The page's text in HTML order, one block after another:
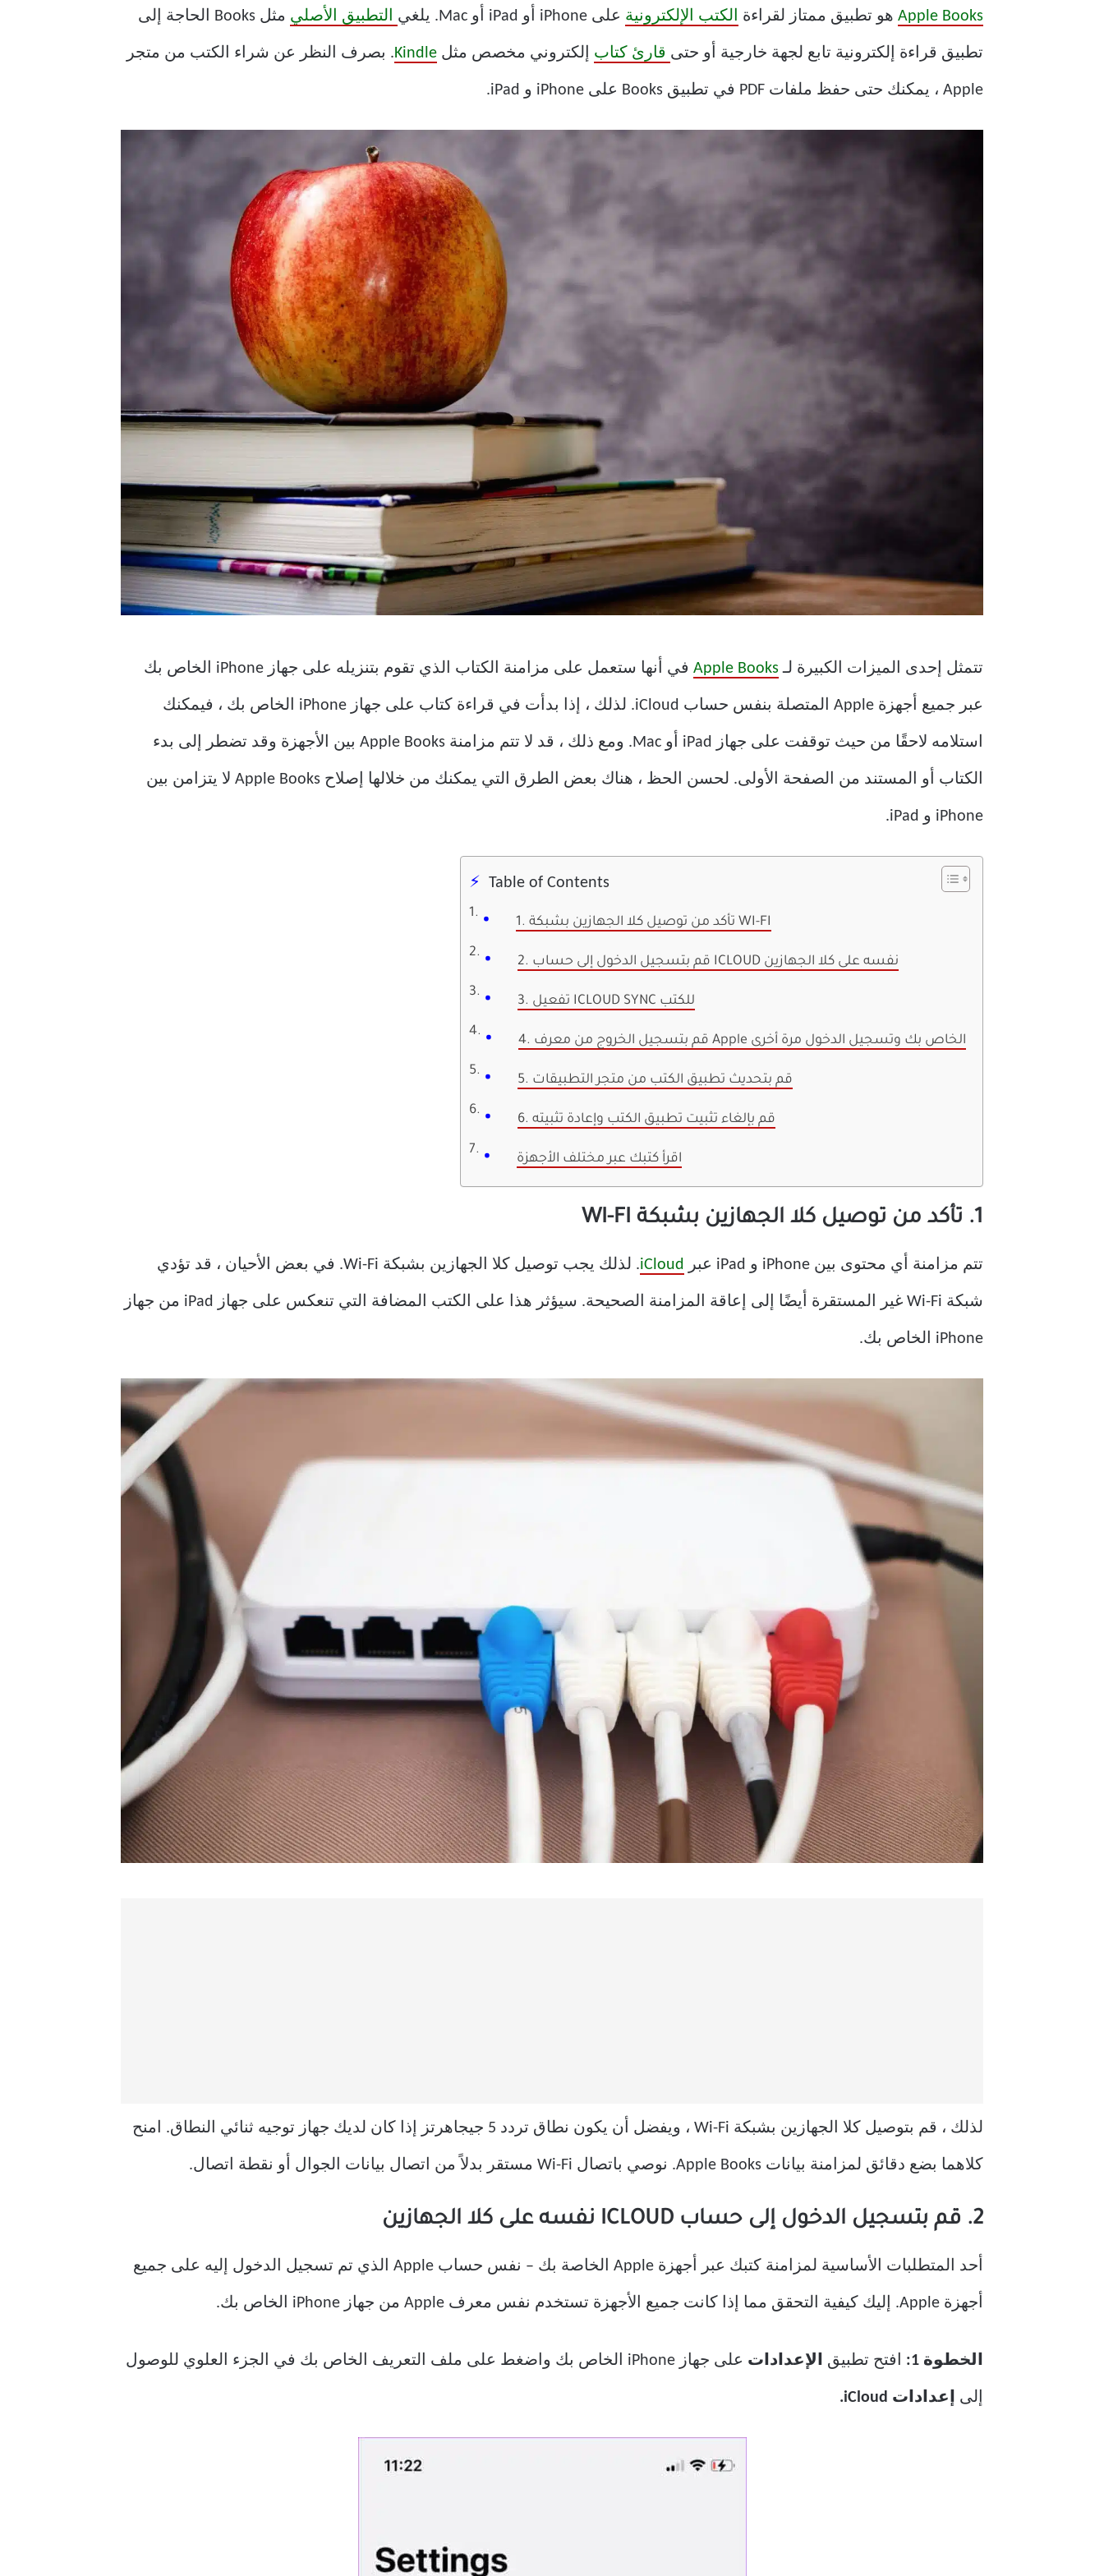
Apple Books هو تطبيق ممتاز لقراءة الكتب الإلكترونية على iPhone أو iPad أو Mac. يلغي التطبيق الأصلي مثل Books الحاجة إلى
تطبيق قراءة إلكترونية تابع لجهة خارجية أو حتى قارئ كتاب إلكتروني مخصص مثل Kindle. بصرف النظر عن شراء الكتب من متجر
Apple ، يمكنك حتى حفظ ملفات PDF في تطبيق Books على iPhone و iPad.
تتمثل إحدى الميزات الكبيرة لـ Apple Books في أنها ستعمل على مزامنة الكتاب الذي تقوم بتنزيله على جهاز iPhone الخاص بك
عبر جميع أجهزة Apple المتصلة بنفس حساب iCloud. لذلك ، إذا بدأت في قراءة كتاب على جهاز iPhone الخاص بك ، فيمكنك
استلامه لاحقًا من حيث توقفت على جهاز iPad أو Mac. ومع ذلك ، قد لا تتم مزامنة Apple Books بين الأجهزة وقد تضطر إلى بدء
الكتاب أو المستند من الصفحة الأولى. لحسن الحظ ، هناك بعض الطرق التي يمكنك من خلالها إصلاح Apple Books لا يتزامن بين
iPhone و iPad.
Table of Contents
1. تأكد من توصيل كلا الجهازين بشبكة WI-FI
2. قم بتسجيل الدخول إلى حساب ICLOUD نفسه على كلا الجهازين
3. تفعيل ICLOUD SYNC للكتب
4. قم بتسجيل الخروج من معرف Apple الخاص بك وتسجيل الدخول مرة أخرى
5. قم بتحديث تطبيق الكتب من متجر التطبيقات
6. قم بإلغاء تثبيت تطبيق الكتب وإعادة تثبيته
اقرأ كتبك عبر مختلف الأجهزة
1. تأكد من توصيل كلا الجهازين بشبكة WI-FI
تتم مزامنة أي محتوى بين iPhone و iPad عبر iCloud . لذلك يجب توصيل كلا الجهازين بشبكة Wi-Fi. في بعض الأحيان ، قد تؤدي
شبكة Wi-Fi غير المستقرة أيضًا إلى إعاقة المزامنة الصحيحة. سيؤثر هذا على الكتب المضافة التي تنعكس على جهاز iPad من جهاز
iPhone الخاص بك.
لذلك ، قم بتوصيل كلا الجهازين بشبكة Wi-Fi ، ويفضل أن يكون نطاق تردد 5 جيجاهرتز إذا كان لديك جهاز توجيه ثنائي النطاق. امنح
كلاهما بضع دقائق لمزامنة بيانات Apple Books. نوصي باتصال Wi-Fi مستقر بدلاً من اتصال بيانات الجوال أو نقطة اتصال.
2. قم بتسجيل الدخول إلى حساب ICLOUD نفسه على كلا الجهازين
أحد المتطلبات الأساسية لمزامنة كتبك عبر أجهزة Apple الخاصة بك – نفس حساب Apple الذي تم تسجيل الدخول إليه على جميع
أجهزة Apple. إليك كيفية التحقق مما إذا كانت جميع الأجهزة تستخدم نفس معرف Apple من جهاز iPhone الخاص بك.
الخطوة 1: افتح تطبيق الإعدادات على جهاز iPhone الخاص بك واضغط على ملف التعريف الخاص بك في الجزء العلوي للوصول
إلى إعدادات iCloud.